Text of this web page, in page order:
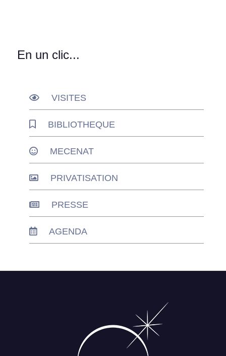
En un clic...
VISITES
BIBLIOTHEQUE
MECENAT
PRIVATISATION
PRESSE
AGENDA